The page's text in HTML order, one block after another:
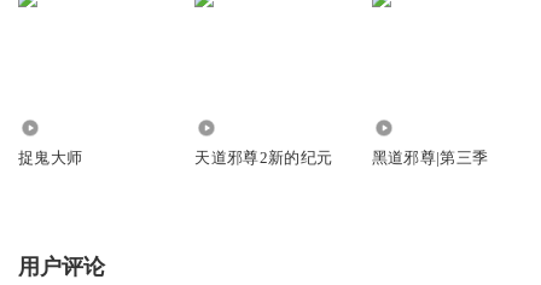
捉鬼大师 天道邪尊2新的纪元 黑道邪尊|第三季
用户评论